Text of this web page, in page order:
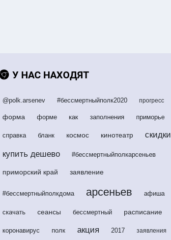
У НАС НАХОДЯТ
@polk.arsenev #бессмертныйполк2020 прогресс
форма форме как заполнения приморье
справка бланк космос кинотеатр скидки
купить дешево #бессмертныйполкарсеньев
приморский край заявление
#бессмертныйполкдома арсеньев афиша
скачать сеансы бессмертный расписание
коронавирус полк акция 2017 заявления